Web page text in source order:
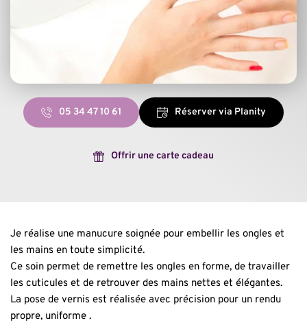
05 34 47 10 61 Réserver via Planity
Offrir une carte cadeau
Je réalise une manucure soignée pour embellir les ongles et
les mains en toute simplicité.
Ce soin permet de remettre les ongles en forme, de travailler
les cuticules et de retrouver des mains nettes et élégantes.
La pose de vernis est réalisée avec précision pour un rendu
propre, uniforme .